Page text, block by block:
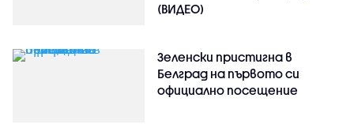
(ВИДЕО)
Зеленски пристигна в
Белград на първото си
официално посещение